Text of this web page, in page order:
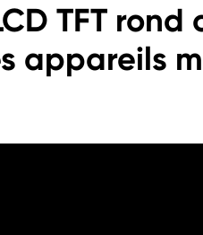
TFT rond
appareils